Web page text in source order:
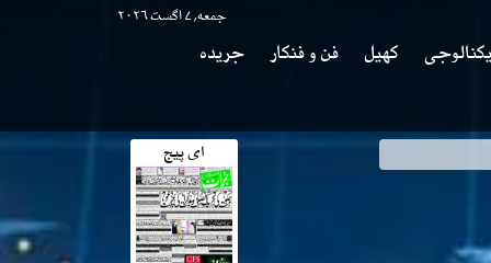
جمعه, ۷ اگست ۲۰۲۶
کھیل فن و فنکار
جریدہ
ای پیج